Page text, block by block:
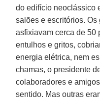
do edifício neoclássico
salões e escritórios.
asfixiavam cerca de 50
entulhos e gritos,
energia elétrica, nem
chamas, o presidente
colaboradores e
sentido. Mas outras